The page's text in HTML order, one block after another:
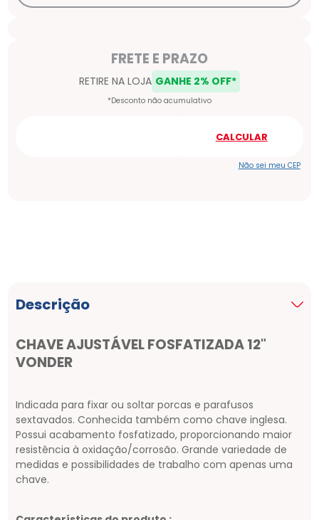
Não sei meu CEP
Descrição
CHAVE AJUSTÁVEL FOSFATIZADA 12"
VONDER
Indicada para fixar ou soltar porcas e parafusos
sextavados. Conhecida também como chave inglesa.
Possui acabamento fosfatizado, proporcionando maior
resistência à oxidação/corrosão. Grande variedade de
medidas e possibilidades de trabalho com apenas uma
chave.